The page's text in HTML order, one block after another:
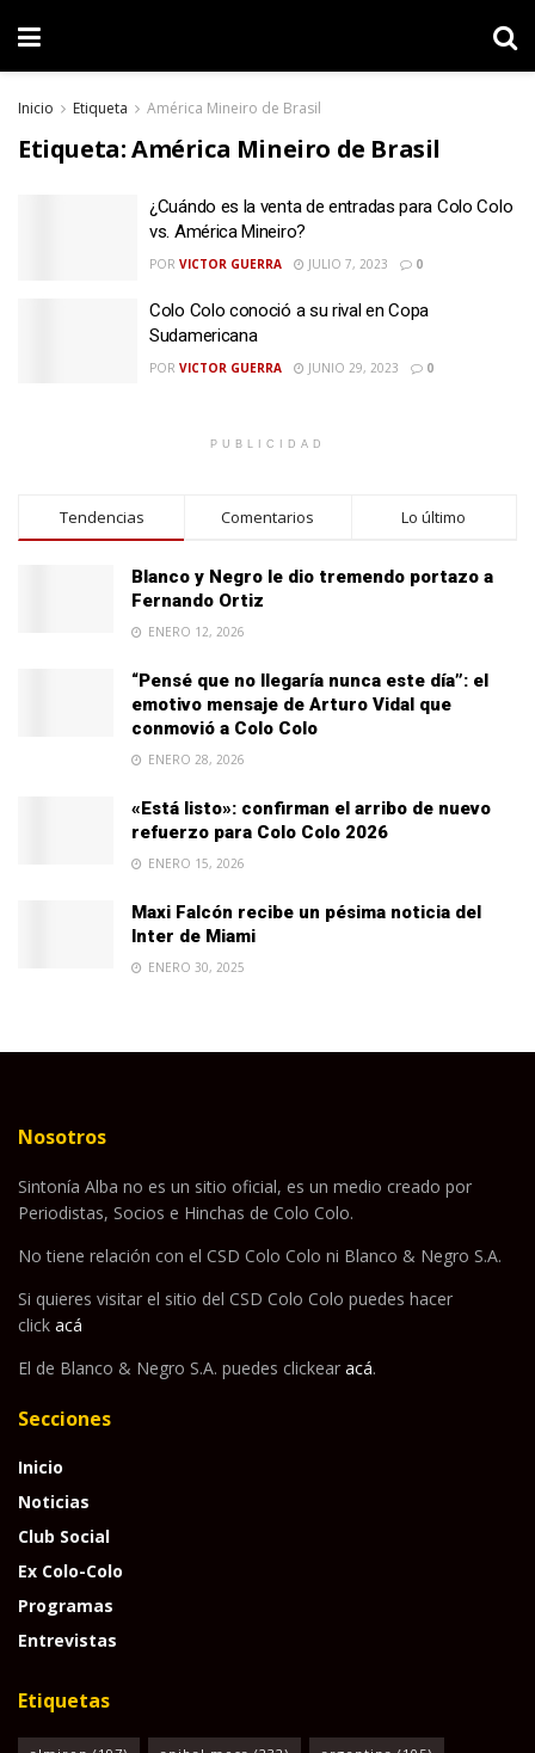
Inicio Etiqueta América Mineiro de Brasil
Etiqueta:América Mineiro de Brasil
¿Cuándo es la venta de entradas para Colo Colo
vs. América Mineiro?
POR VICTOR GUERRA JULIO 7, 2023 0
Colo Colo conoció a su rival en Copa
Sudamericana
POR VICTOR GUERRA JUNIO 29, 2023 0
PUBLICIDAD
Tendencias Comentarios Lo último
Blanco y Negro le dio tremendo portazo a
Fernando Ortiz
ENERO 12, 2026
“Pensé que no llegaría nunca este día”: el
emotivo mensaje de Arturo Vidal que
conmovió a Colo Colo
ENERO 28, 2026
«Está listo»: confirman el arribo de nuevo
refuerzo para Colo Colo 2026
ENERO 15, 2026
Maxi Falcón recibe un pésima noticia del
Inter de Miami
ENERO 30, 2025
Nosotros
Sintonía Alba no es un sitio oficial, es un medio creado por
Periodistas, Socios e Hinchas de Colo Colo.
No tiene relación con el CSD Colo Colo ni Blanco & Negro S.A.
Si quieres visitar el sitio del CSD Colo Colo puedes hacer
click acá
El de Blanco & Negro S.A. puedes clickear acá.
Secciones
Inicio
Noticias
Club Social
Ex Colo-Colo
Programas
Entrevistas
Etiquetas